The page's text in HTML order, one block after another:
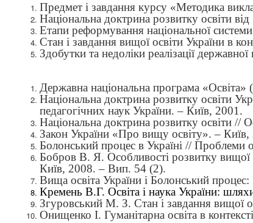
Предмет і завдання курсу «Методика
Національна доктрина розвитку освіти
Етапи реформування національної системи
Стан і завдання вищої освіти України в
Здобутки та недоліки реалізації
Державна національна програма
Національна доктрина розвитку освіти
педагогічних наук України. – Київ, 2001.
Національна доктрина розвитку освіти //
Закон України «Про вищу освіту». – Київ,
Болонський процес в Україні //
Бобров В. Я. Особливості розвитку вищої
Київ, 2008. – Вип. 54 (2).
Вища освіта України і Болонський
Кремень В.Г. Освіта і наука України:
Згуровський М. З. Стан і завдання вищої
Онищенко І. Гуманітарна освіта в